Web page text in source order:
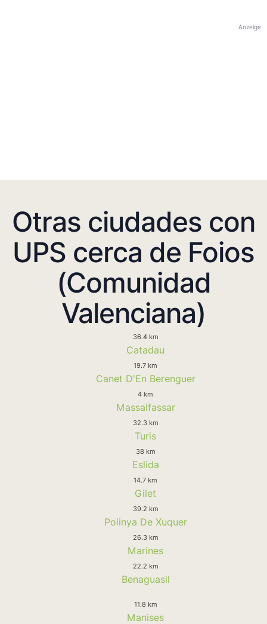
Anzeige
Otras ciudades con
UPS cerca de Foios
(Comunidad
Valenciana)
36.4 km
Catadau
19.7 km
Canet D'En Berenguer
4 km
Massalfassar
32.3 km
Turis
38 km
Eslida
14.7 km
Gilet
39.2 km
Polinya De Xuquer
26.3 km
Marines
22.2 km
Benaguasil
11.8 km
Manises